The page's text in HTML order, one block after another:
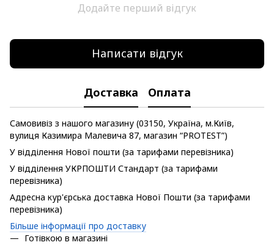
Додайте перший відгук
Написати відгук
Доставка Оплата
Самовивіз з нашого магазину (03150, Україна, м.Київ,
вулиця Казимира Малевича 87, магазин “PROTEST”)
У відділення Нової пошти (за тарифами перевізника)
У відділення УКРПОШТИ Стандарт (за тарифами
перевізника)
Адресна кур'єрська доставка Нової Пошти (за тарифами
перевізника)
Більше інформації про доставку
Готівкою в магазині